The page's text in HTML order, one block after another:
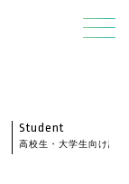
Student
高校生・大学生向け記事